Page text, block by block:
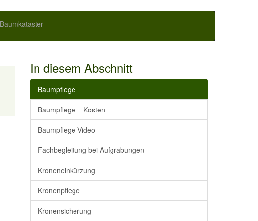
Baumkataster
In diesem Abschnitt
Baumpflege
Baumpflege – Kosten
Baumpflege-Video
Fachbegleitung bei Aufgrabungen
Kroneneinkürzung
Kronenpflege
Kronensicherung